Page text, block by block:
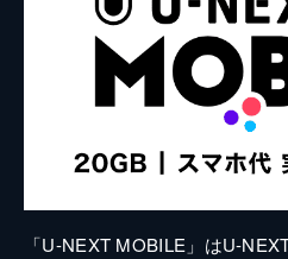
「U-NEXT MOBILE」はU-